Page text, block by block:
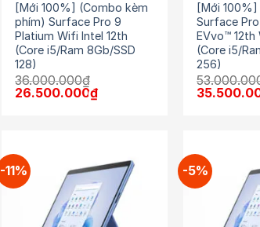
[Mới 100%] (Combo kèm
phím) Surface Pro 9
Platium Wifi Intel 12th
(Core i5/Ram 8Gb/SSD
128)
36.000.000₫
Giá
26.500.000₫Giá
[Mới
Surface
EVvo™ 12th
(Core i5/
256)
Giá
-11% -5%